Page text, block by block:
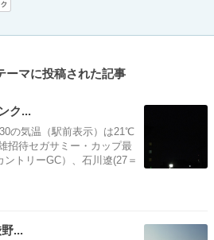
ーマに投稿された記事
ク...
の気温（駅前表示）は21℃
招待セガサミー・カップ最
トリーGC）、石川遼(27＝
...